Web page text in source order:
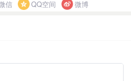
信 QQ空间 微博